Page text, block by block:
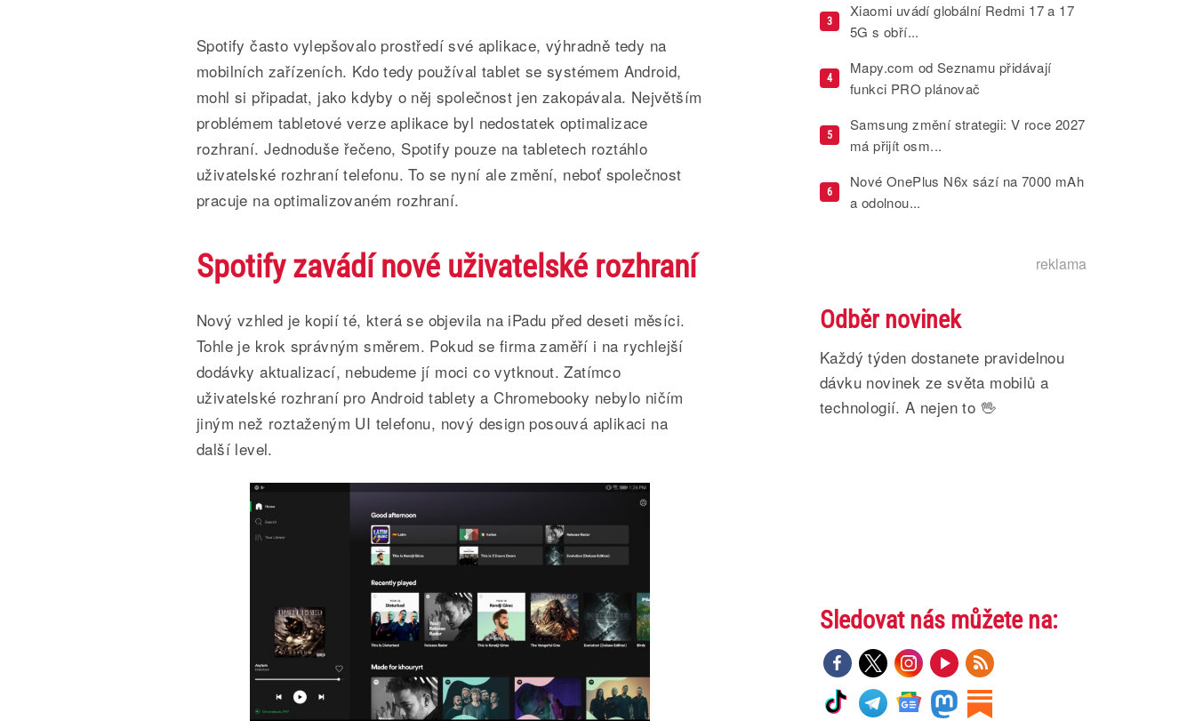
Spotify často vylepšovalo prostředí své aplikace, výhradně tedy na
mobilních zařízeních. Kdo tedy používal tablet se systémem Android,
mohl si připadat, jako kdyby o něj společnost jen zakopávala. Největším
problémem tabletové verze aplikace byl nedostatek optimalizace
rozhraní. Jednoduše řečeno, Spotify pouze na tabletech roztáhlo
uživatelské rozhraní telefonu. To se nyní ale změní, neboť společnost
pracuje na optimalizovaném rozhraní.
Spotify zavádí nové uživatelské rozhraní
Nový vzhled je kopií té, která se objevila na iPadu před deseti měsíci.
Tohle je krok správným směrem. Pokud se firma zaměří i na rychlejší
dodávky aktualizací, nebudeme jí moci co vytknout. Zatímco
uživatelské rozhraní pro Android tablety a Chromebooky nebylo ničím
jiným než roztaženým UI telefonu, nový design posouvá aplikaci na
další level.
3
Xiaomi uvádí globální Redmi 17 a 17
5G s obří...
4
Mapy.com od Seznamu přidávají
funkci PRO plánovač
5
Samsung změní strategii: V roce 2027
má přijít osm...
6
Nové OnePlus N6x sází na 7000 mAh
a odolnou...
reklama
Odběr novinek
Každý týden dostanete pravidelnou
dávku novinek ze světa mobilů a
technologií. A nejen to 🖖
Sledovat nás můžete na: